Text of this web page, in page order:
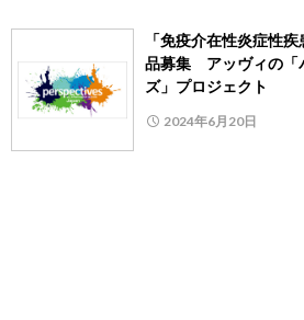
「免疫介在性炎症性
品募集 アッヴィの「
ズ」プロジェクト
2024年6月20日